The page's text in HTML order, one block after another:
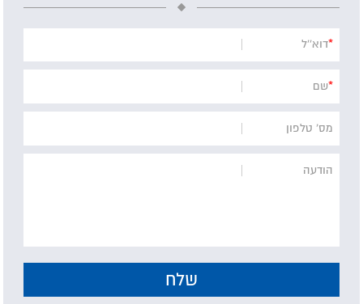
*דוא''ל
*שם
מס' טלפון
הודעה